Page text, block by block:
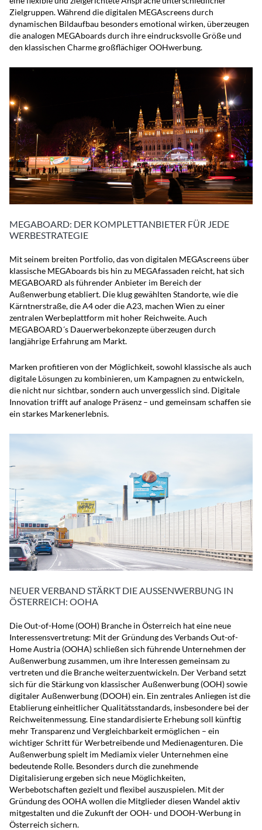
Zielgruppen. Während die digitalen MEGAscreens durch
dynamischen Bildaufbau besonders emotional wirken, überzeugen
die analogen MEGAboards durch ihre eindrucksvolle Größe und
den klassischen Charme großflächiger OOHwerbung.
MEGABOARD: DER KOMPLETTANBIETER FÜR JEDE
WERBESTRATEGIE
Mit seinem breiten Portfolio, das von digitalen MEGAscreens über
klassische MEGAboards bis hin zu MEGAfassaden reicht, hat sich
MEGABOARD als führender Anbieter im Bereich der
Außenwerbung etabliert. Die klug gewählten Standorte, wie die
Kärntnerstraße, die A4 oder die A23, machen Wien zu einer
zentralen Werbeplattform mit hoher Reichweite. Auch
MEGABOARD´s Dauerwerbekonzepte überzeugen durch
langjährige Erfahrung am Markt.
Marken profitieren von der Möglichkeit, sowohl klassische als auch
digitale Lösungen zu kombinieren, um Kampagnen zu entwickeln,
die nicht nur sichtbar, sondern auch unvergesslich sind. Digitale
Innovation trifft auf analoge Präsenz – und gemeinsam schaffen sie
ein starkes Markenerlebnis.
NEUER VERBAND STÄRKT DIE AUSSENWERBUNG IN Ö
STERREICH: OOHA
Die Out-of-Home (OOH) Branche in Österreich hat eine neue
Interessensvertretung: Mit der Gründung des Verbands Out-of-
Home Austria (OOHA) schließen sich führende Unternehmen der
Außenwerbung zusammen, um ihre Interessen gemeinsam zu
vertreten und die Branche weiterzuentwickeln. Der Verband setzt
sich für die Stärkung von klassischer Außenwerbung (OOH) sowie
digitaler Außenwerbung (DOOH) ein. Ein zentrales Anliegen ist die
Etablierung einheitlicher Qualitätsstandards, insbesondere bei der
Reichweitenmessung. Eine standardisierte Erhebung soll künftig
mehr Transparenz und Vergleichbarkeit ermöglichen – ein
wichtiger Schritt für Werbetreibende und Medienagenturen. Die
Außenwerbung spielt im Mediamix vieler Unternehmen eine
bedeutende Rolle. Besonders durch die zunehmende
Digitalisierung ergeben sich neue Möglichkeiten,
Werbebotschaften gezielt und flexibel auszuspielen. Mit der
Gründung des OOHA wollen die Mitglieder diesen Wandel aktiv
mitgestalten und die Zukunft der OOH- und DOOH-Werbung in
Österreich sichern.